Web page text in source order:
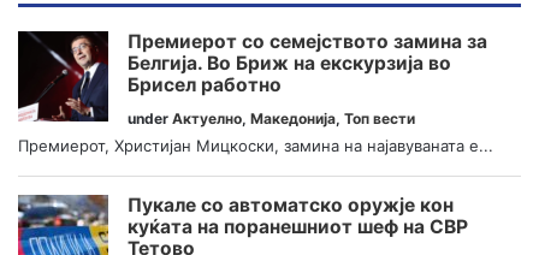
Премиерот со семејството замина за
Белгија. Во Бриж на екскурзија во
Брисел работно
under Актуелно, Македонија, Топ вести
Премиерот, Христијан Мицкоски, замина на најавуваната е...
Пукале со автоматско оружје кон
куќата на поранешниот шеф на СВР
Тетово